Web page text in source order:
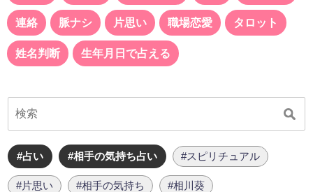
連絡 脈ナシ 片思い 職場恋愛 タロット
姓名判断 生年月日で占える
#占い #相手の気持ち占い #スピリチュアル
#片思い #相手の気持ち #相川葵